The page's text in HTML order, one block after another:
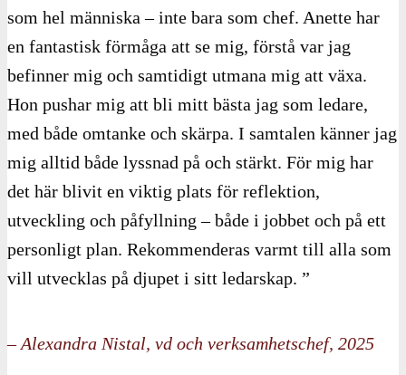
som hel människa – inte bara som chef. Anette har
en fantastisk förmåga att se mig, förstå var jag
befinner mig och samtidigt utmana mig att växa.
Hon pushar mig att bli mitt bästa jag som ledare,
med både omtanke och skärpa. I samtalen känner jag
mig alltid både lyssnad på och stärkt. För mig har
det här blivit en viktig plats för reflektion,
utveckling och påfyllning – både i jobbet och på ett
personligt plan. Rekommenderas varmt till alla som
vill utvecklas på djupet i sitt ledarskap. ”
– Alexandra Nistal, vd och verksamhetschef, 2025